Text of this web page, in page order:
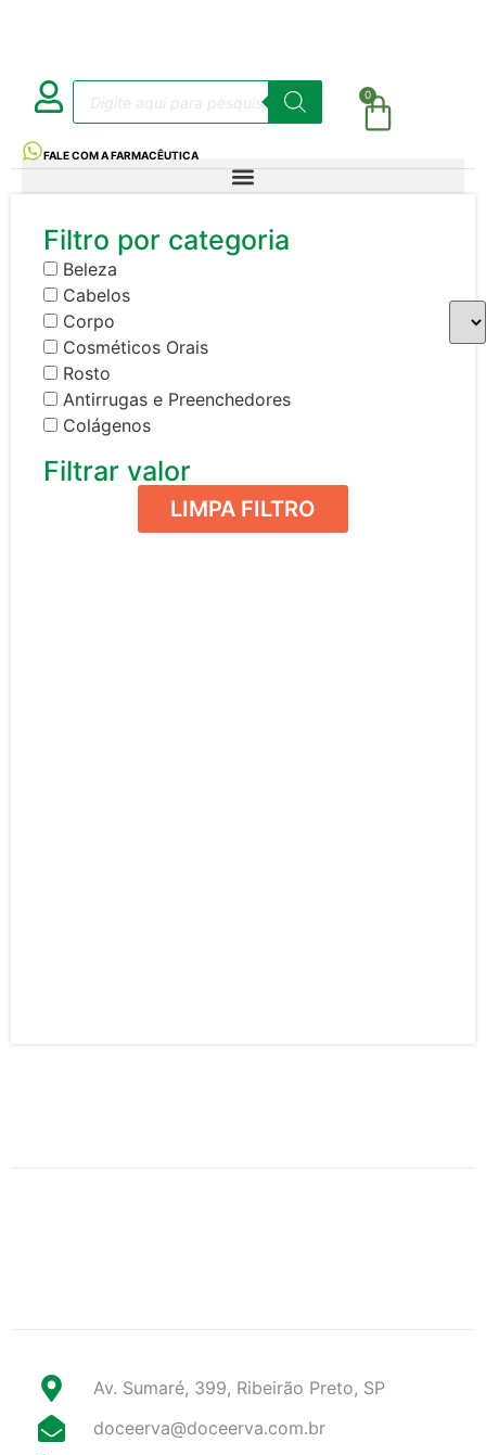
0
FALE COM A FARMACÊUTICA
Filtro por categoria
Beleza
Cabelos
Corpo
Cosméticos Orais
Rosto
Antirrugas e Preenchedores
Colágenos
Filtrar valor
LIMPA FILTRO
Av. Sumaré, 399, Ribeirão Preto, SP
doceerva@doceerva.com.br